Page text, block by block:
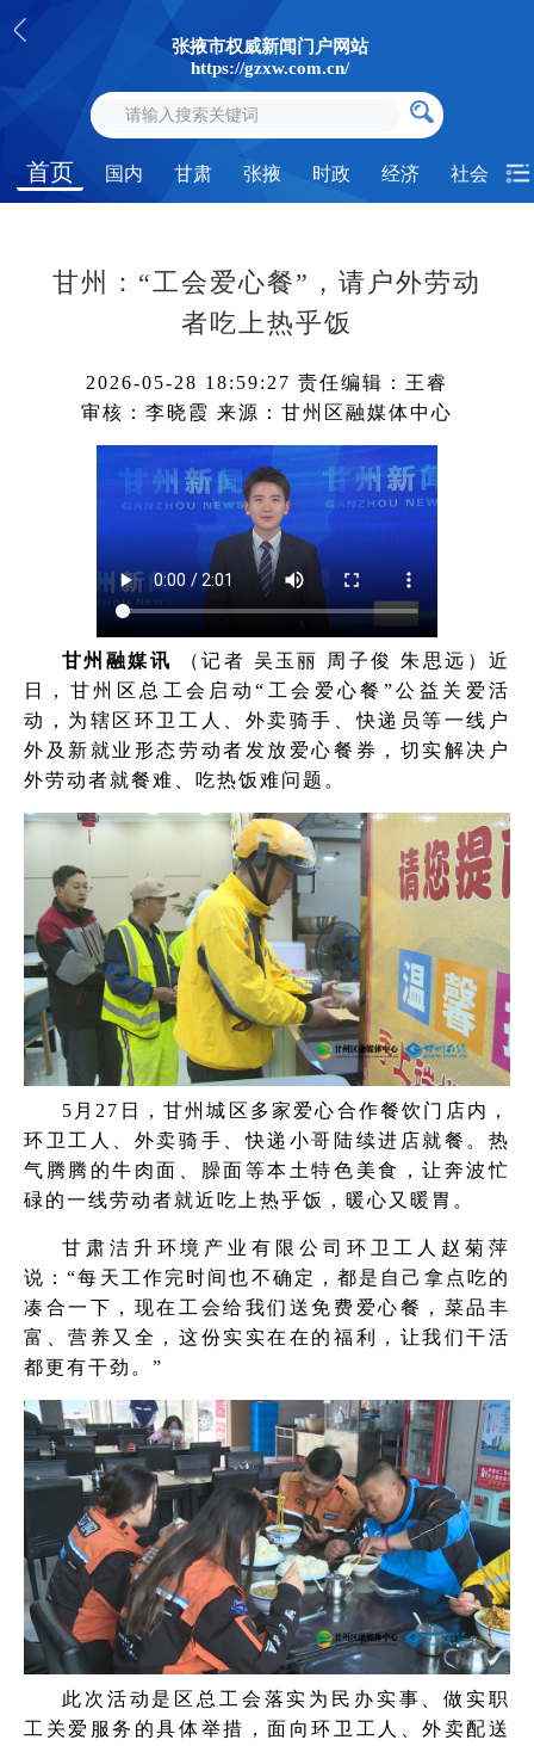
张掖市权威新闻门户网站
https://gzxw.com.cn/
首页 国内 甘肃 张掖 时政 经济 社会
甘州：“工会爱心餐”，请户外劳动
者吃上热乎饭
2026-05-28 18:59:27 责任编辑：王睿
审核：李晓霞 来源：甘州区融媒体中心
甘州融媒讯
（记者 吴玉丽 周子俊 朱思远）近
日，甘州区总工会启动“工会爱心餐”公益关爱活
动，为辖区环卫工人、外卖骑手、快递员等一线户
外及新就业形态劳动者发放爱心餐券，切实解决户
外劳动者就餐难、吃热饭难问题。
5月27日，甘州城区多家爱心合作餐饮门店内，
环卫工人、外卖骑手、快递小哥陆续进店就餐。热
气腾腾的牛肉面、臊面等本土特色美食，让奔波忙
碌的一线劳动者就近吃上热乎饭，暖心又暖胃。
甘肃洁升环境产业有限公司环卫工人赵菊萍
说：“每天工作完时间也不确定，都是自己拿点吃的
凑合一下，现在工会给我们送免费爱心餐，菜品丰
富、营养又全，这份实实在在的福利，让我们干活
都更有干劲。”
此次活动是区总工会落实为民办实事、做实职
工关爱服务的具体举措，面向环卫工人、外卖配送